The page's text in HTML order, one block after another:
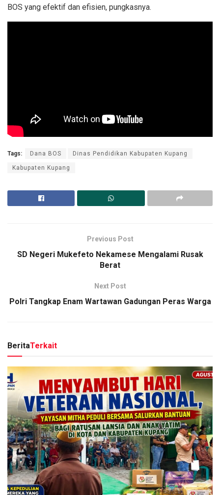
BOS yang efektif dan efisien, pungkasnya.
Tags: Dana BOS Dinas Pendidikan Kabupaten Kupang
Kabupaten Kupang
Previous Post
SD Negeri Mukefeto Nekamese Mengalami Rusak
Berat
Next Post
Polri Tangkap Enam Wartawan Gadungan Peras Warga
BeritaTerkait